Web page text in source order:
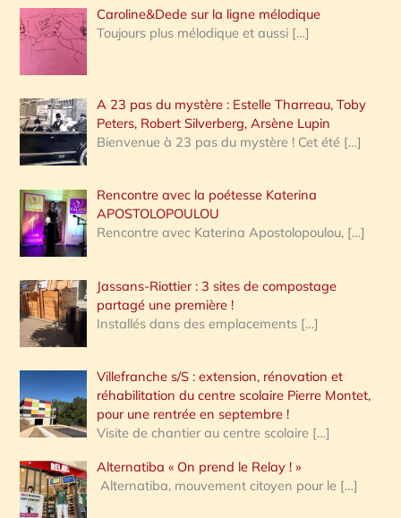
Caroline&Dede sur la ligne mélodique
Toujours plus mélodique et aussi […]
A 23 pas du mystère : Estelle Tharreau, Toby
Peters, Robert Silverberg, Arsène Lupin
Bienvenue à 23 pas du mystère ! Cet été […]
Rencontre avec la poétesse Katerina
APOSTOLOPOULOU
Rencontre avec Katerina Apostolopoulou, […]
Jassans-Riottier : 3 sites de compostage
partagé une première !
Installés dans des emplacements […]
Villefranche s/S : extension, rénovation et
réhabilitation du centre scolaire Pierre Montet,
pour une rentrée en septembre !
Visite de chantier au centre scolaire […]
Alternatiba « On prend le Relay ! »
Alternatiba, mouvement citoyen pour le […]